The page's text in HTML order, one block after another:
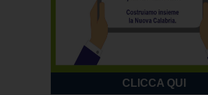
CLICCA QUI